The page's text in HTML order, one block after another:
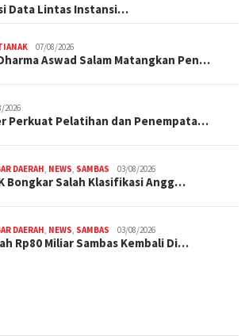
Data Lintas Instansi…
07/08/2026
Aswad Salam Matangkan Pen…
2026
Perkuat Pelatihan dan Penempata…
DAERAH NEWS SAMBAS 03/08/2026
Bongkar Salah Klasifikasi Angg…
DAERAH NEWS SAMBAS 03/08/2026
Rp80 Miliar Sambas Kembali Di…